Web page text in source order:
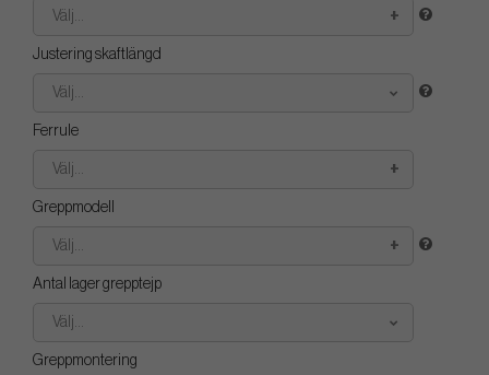
Välj...
Justering skaftlängd
Välj...
Ferrule
Välj...
Greppmodell
Välj...
Antal lager grepptejp
Välj...
Greppmontering